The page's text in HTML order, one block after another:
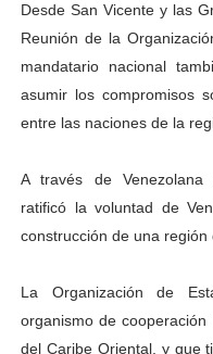
Iniciación al yoga
Mincomunas
Expertos
Desde San Vicente y las
Reunión de la
mandatario nacional
asumir los compromisos
entre las naciones de la
A través de Venezolana
ratificó la voluntad de
construcción de una
La Organización de
organismo de
del Caribe Oriental, y que